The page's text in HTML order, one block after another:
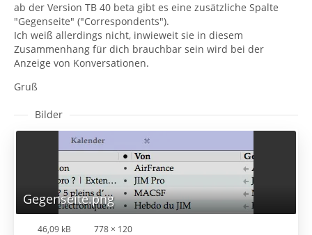
ab der Version TB 40 beta gibt es eine zusätzliche Spalte
"Gegenseite" ("Correspondents").
Ich weiß allerdings nicht, inwieweit sie in diesem
Zusammenhang für dich brauchbar sein wird bei der
Anzeige von Konversationen.
Gruß
Bilder
Gegenseite.png
46,09 kB 778 × 120